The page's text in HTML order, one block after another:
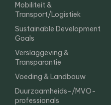
Mobiliteit &
Transport/Logistiek
Sustainable Development
Goals
Verslaggeving &
Transparantie
Voeding & Landbouw
Duurzaamheids-/MVO-
professionals